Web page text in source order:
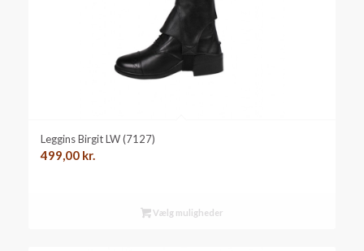
Leggins Birgit LW (7127)
499,00 kr.
Vælg muligheder